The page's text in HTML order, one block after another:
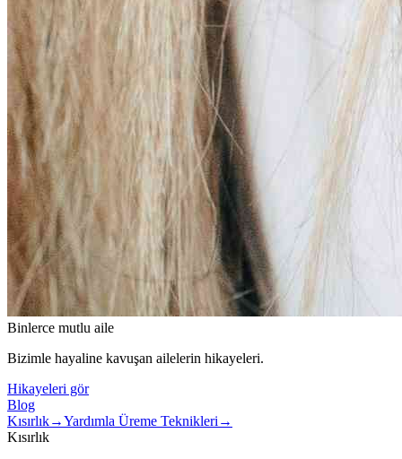
Binlerce mutlu aile
Bizimle hayaline kavuşan ailelerin hikayeleri.
Hikayeleri gör
Blog
Kısırlık→Yardımla Üreme Teknikleri →
Kısırlık